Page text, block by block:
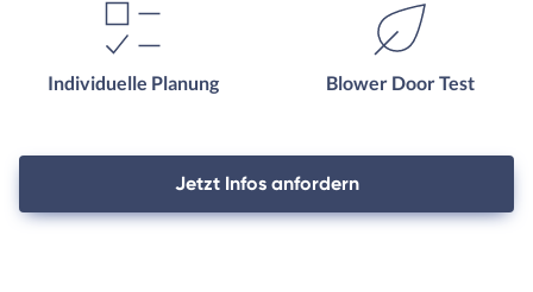
Individuelle Planung Blower Door Test
Jetzt Infos anfordern